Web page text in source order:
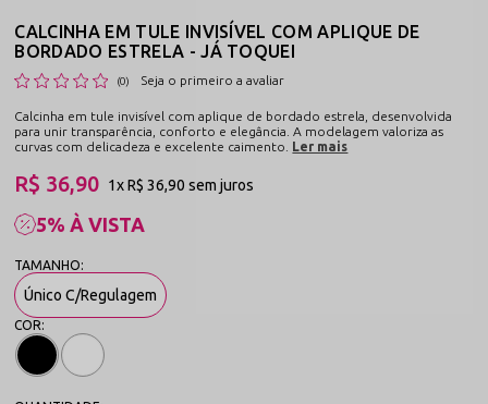
CALCINHA EM TULE INVISÍVEL COM APLIQUE DE
BORDADO ESTRELA - JÁ TOQUEI
(0) Seja o primeiro a avaliar
Calcinha em tule invisível com aplique de bordado estrela, desenvolvida
para unir transparência, conforto e elegância. A modelagem valoriza as
curvas com delicadeza e excelente caimento.
Ler mais
5% À VISTA
R$ 36,90 1xR$ 36,90sem juros
Único C/Regulagem